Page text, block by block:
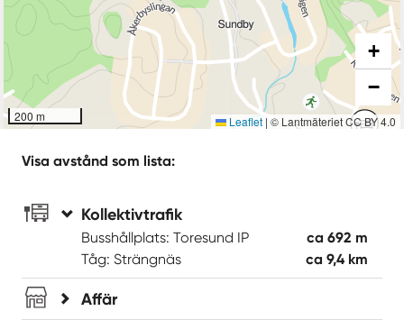
200 m
+
−
Leaflet | © Lantmäteriet CC BY 4.0
Visa avstånd som lista:
Kollektivtrafik
Busshållplats: Toresund IP
ca 692 m
Tåg: Strängnäs
ca 9,4 km
Affär